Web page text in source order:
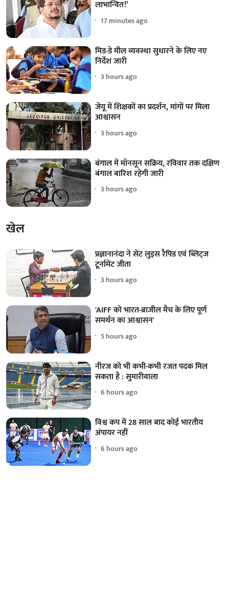
लाभान्वित!’
17 minutes ago
मिड-डे मील व्यवस्था सुधारने के लिए नए
निर्देश जारी
3 hours ago
जेयू में शिक्षकों का प्रदर्शन, मांगों पर मिला
आश्वासन
3 hours ago
बंगाल में मॉनसून सक्रिय, रविवार तक दक्षिण
बंगाल बारिश रहेगी जारी
3 hours ago
खेल
प्रज्ञानानंदा ने सेंट लुइस रैपिड एवं ब्लिट्ज
टूर्नामेंट जीता
3 hours ago
'AIFF को भारत-ब्राजील मैच के लिए पूर्ण
समर्थन का आश्वासन'
5 hours ago
नीरज को भी कभी-कभी रजत पदक मिल
सकता है : सुमारीवाला
6 hours ago
विश्व कप में 28 साल बाद कोई भारतीय
अंपायर नहीं
6 hours ago